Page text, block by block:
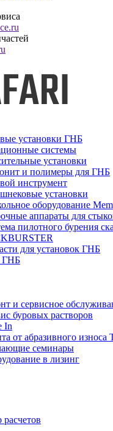
установки ГНБ
системы
установки
и полимеры для ГНБ
инструмент
установки
оборудование
аппараты для
пилотного бурения
для установок ГНБ
ГНБ
и сервисное
буровых растворов
In
от абразивного износа
семинары
в лизинг
расчетов